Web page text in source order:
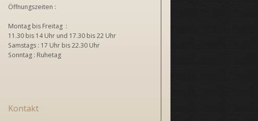
Öffnungszeiten :
Montag bis Freitag :
11.30 bis 14 Uhr und 17.30 bis 22 Uhr
Samstags : 17 Uhr bis 22.30 Uhr
Sonntag : Ruhetag
Kontakt